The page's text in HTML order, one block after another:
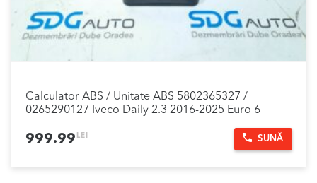
Calculator ABS / Unitate ABS 5802365327 /
0265290127 Iveco Daily 2.3 2016-2025 Euro 6
999.99 LEI SUNĂ